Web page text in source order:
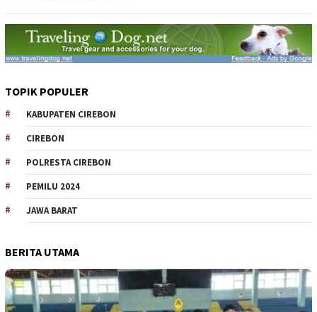
TOPIK POPULER
KABUPATEN CIREBON
CIREBON
POLRESTA CIREBON
PEMILU 2024
JAWA BARAT
BERITA UTAMA